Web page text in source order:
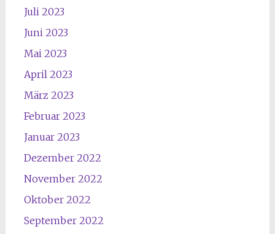
Juli 2023
Juni 2023
Mai 2023
April 2023
März 2023
Februar 2023
Januar 2023
Dezember 2022
November 2022
Oktober 2022
September 2022